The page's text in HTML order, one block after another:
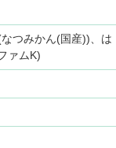
つみかん(国産))、は
ァムK)